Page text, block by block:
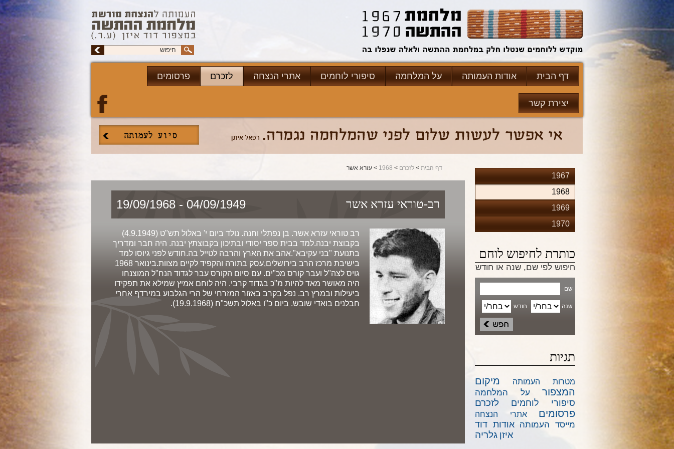
דף הבית אודות העמותה על המלחמה סיפורי לוחמים אתרי הנצחה לזכרם פרסומים
יצירת קשר
דף הבית > לזכרם >
1968 > עזרא אשר
1967
1968
1969
1970
כותרת לחיפוש לוחם
חיפוש לפי שם, שנה או חודש
שם
שנה חודש
תגיות
מטרות העמותה
מיקום
המצפור
על המלחמה
סיפורי לוחמים לזכרם
פרסומים אתרי הנצחה
מייסד העמותה אודות דוד
איזן גלריה
רב-טוראי עזרא אשר 04/09/1949 - 19/09/1968
רב טוראי עזרא אשר. בן נפתלי וחנה. נולד ביום י' באלול תש"ט (4.9.1949)
בקבוצת יבנה.למד בבית ספר יסודי ובתיכון בקבוצתץ יבנה. היה חבר ומדריך
בתנועת "בני עקיבא".אהב את הארץ והרבה לטייל בה.חודש לפני גיוסו למד
בישיבת מרכז הרב בירושלים,עסק בתורה והקפיד לקיים מצוות.בינואר 1968
גויס לצה"ל ועבר קורס מכ"ים. עם סיום הקורס עבר לגדוד הנח"ל המוצנחו
היה מאושר מאד להיות מ"כ בגדוד קרבי. היה לוחם אמיץ שמילא את תפקידו
ביעילות ובמרץ רב. נפל בקרב באזור המזרחי של הרי הגלבוע במירדף אחרי
חבלנים בואדי שובש. ביום כ"ו באלול תשכ"ח (19.9.1968).